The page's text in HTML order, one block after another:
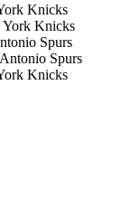
Knicks
York Knicks
Spurs
Spurs
Knicks